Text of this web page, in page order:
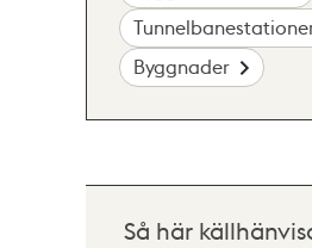
Byggnader
Så här